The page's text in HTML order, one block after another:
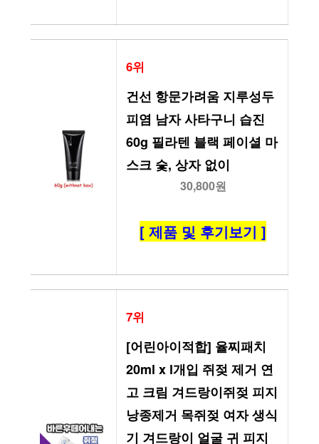
6위
건선 항문가려움 지루성두
피염 남자 사타구니 습진
60g 필라텐 블랙 페이셜 마
스크 숯, 상자 없이
30,800원
[ 제품 및 후기보기 ]
7위
[어린아이적합] 율찌패치
20ml x l개입 쥐젖 제거 연
고 크림 겨드랑이쥐젖 피지
낭종제거 목쥐젖 여자 생식
기 겨드랑이 얼굴 귀 피지